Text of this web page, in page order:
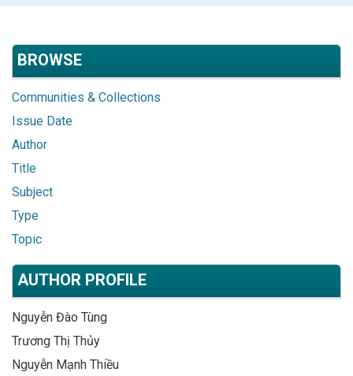
BROWSE
Communities & Collections
Issue Date
Author
Title
Subject
Type
Topic
AUTHOR PROFILE
Nguyễn Đào Tùng
Trương Thị Thủy
Nguyễn Mạnh Thiều